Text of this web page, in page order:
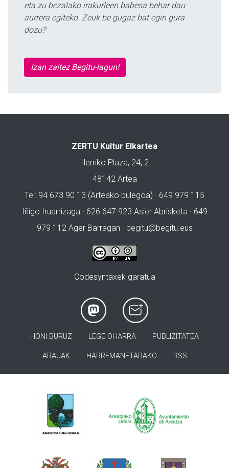
eta zu bezalako irakurleen babesa behar dau
aurrera egiteko. Zeuk be gugaz bat egin gura
dozu?
Izan zaitez Begitu-lagun!
ZERTU Kultur Elkartea
Herriko Plaza, 24, 2
48142 Artea
Tel: 94 673 90 13 (Arteako bulegoa) · 649 979 115
Iñigo Iruarrizaga · 626 647 923 Asier Abrisketa · 649
979 112 Ager Barragan · begitu@begitu.eus
Codesyntaxek garatua
HONI BURUZ LEGE OHARRA PUBLIZITATEA
ARAUAK HARREMANETARAKO RSS